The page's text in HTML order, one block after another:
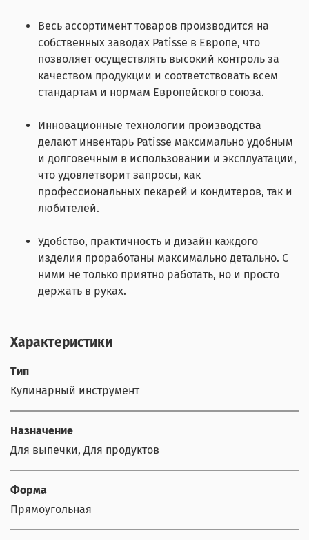
Весь ассортимент товаров производится на
собственных заводах Patisse в Европе, что
позволяет осуществлять высокий контроль за
качеством продукции и соответствовать всем
стандартам и нормам Европейского союза.
Инновационные технологии производства
делают инвентарь Patisse максимально удобным
и долговечным в использовании и эксплуатации,
что удовлетворит запросы, как
профессиональных пекарей и кондитеров, так и
любителей.
Удобство, практичность и дизайн каждого
изделия проработаны максимально детально. С
ними не только приятно работать, но и просто
держать в руках.
Характеристики
Тип
Кулинарный инструмент
Назначение
Для выпечки, Для продуктов
Форма
Прямоугольная